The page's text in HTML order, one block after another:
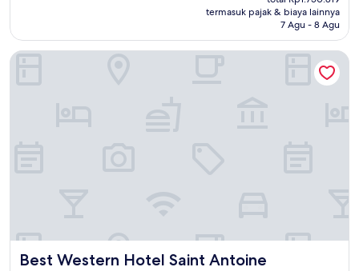
ulasan)
Rp1.521.198
termasuk pajak & biaya lainnya
7 Agu - 8 Agu
Best Western Hotel Saint Antoine
Best Western Hotel Saint Antoine
Best Western Hotel Saint Antoine